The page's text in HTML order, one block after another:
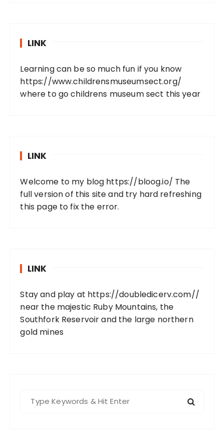
LINK
Learning can be so much fun if you know
https://www.childrensmuseumsect.org/
where to go childrens museum sect this year
LINK
Welcome to my blog https://bloog.io/ The
full version of this site and try hard refreshing
this page to fix the error.
LINK
Stay and play at https://doubledicerv.com//
near the majestic Ruby Mountains, the
Southfork Reservoir and the large northern
gold mines